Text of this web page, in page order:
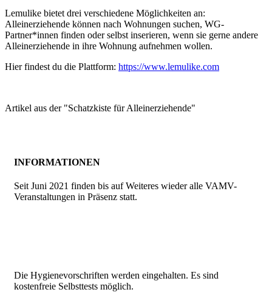
Lemulike bietet drei verschiedene Möglichkeiten an:
Alleinerziehende können nach Wohnungen suchen, WG-
Partner*innen finden oder selbst inserieren, wenn sie gerne andere
Alleinerziehende in ihre Wohnung aufnehmen wollen.
Hier findest du die Plattform: https://www.lemulike.com
Artikel aus der "Schatzkiste für Alleinerziehende"
INFORMATIONEN
Seit Juni 2021 finden bis auf Weiteres wieder alle VAMV-
Veranstaltungen in Präsenz statt.
Die Hygienevorschriften werden eingehalten. Es sind
kostenfreie Selbsttests möglich.